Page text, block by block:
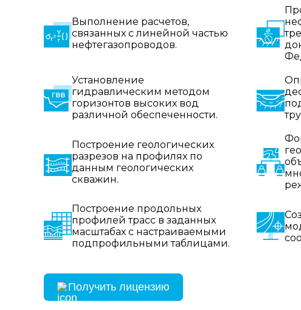
Выполнение расчетов,
связанных с линейной частью
нефтегазопроводов.
Установление
гидравлическим методом
горизонтов высоких вод
различной обеспеченности.
Построение геологических
разрезов на профилях по
данным геологических
скважин.
Построение продольных
профилей трасс в заданных
масштабах с настраиваемыми
подпрофильными таблицами.
Получить лицензию